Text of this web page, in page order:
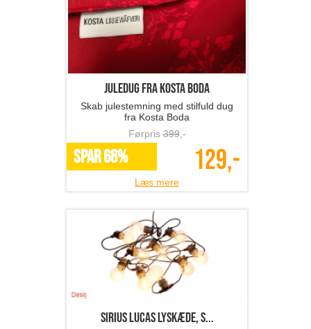
Juledug fra Kosta Boda
Skab julestemning med stilfuld dug
fra Kosta Boda
Førpris399,-
SPAR 68% 129,-
Læs mere
Sirius LUCAS lyskæde, s...